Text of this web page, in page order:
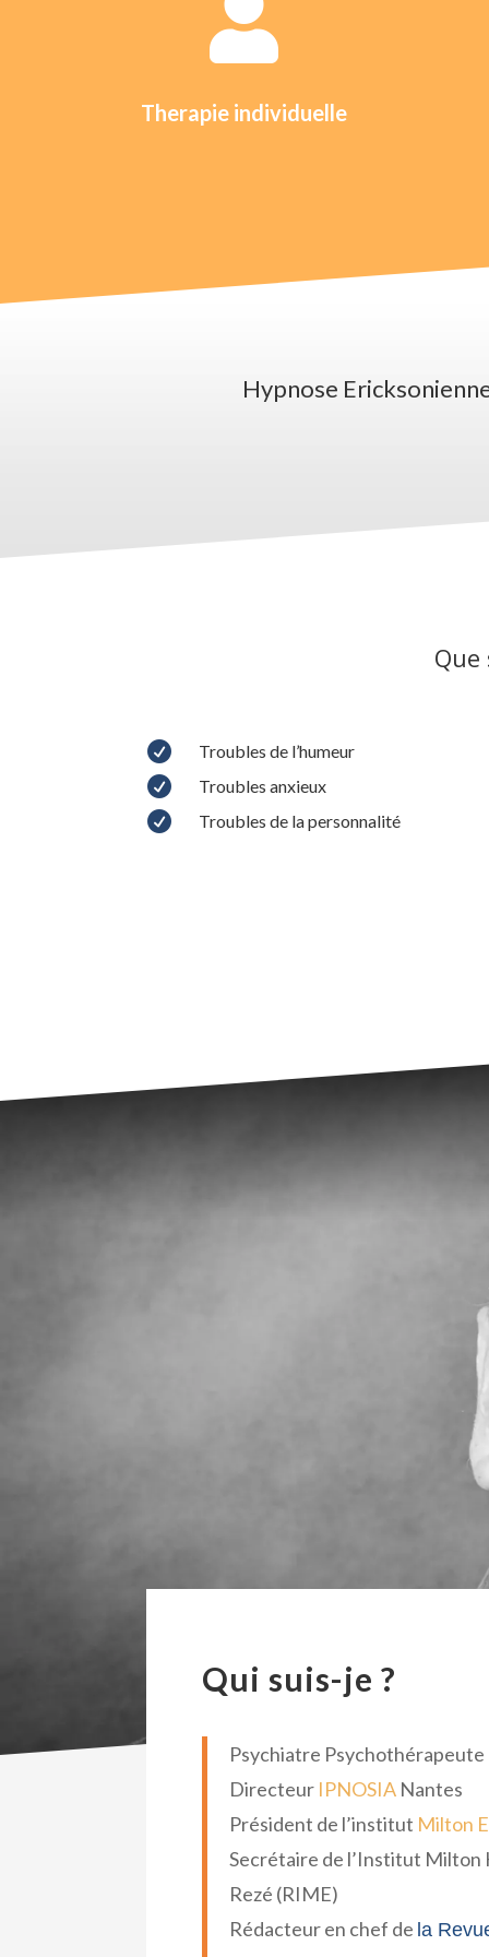

Therapie individuelle
Hypnose
 Troubles de l’humeur
 Troubles anxieux
 Troubles de la personnalité
Qui suis-je ?
Psychiatre Psychothérapeute
Directeur IPNOSIA Nantes
Président de l’institut Milton
Secrétaire de l’Institut Milton
Rezé (RIME)
Rédacteur en chef de la